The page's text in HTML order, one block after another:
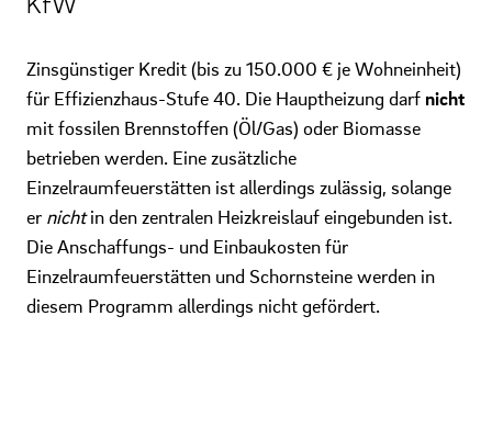
Zinsgünstiger Kredit (bis zu 150.000 € je Wohneinheit)
für Effizienzhaus-Stufe 40. Die Hauptheizung darf nicht
mit fossilen Brennstoffen (Öl/Gas) oder Biomasse
betrieben werden. Eine zusätzliche
Einzelraumfeuerstätten ist allerdings zulässig, solange
er nichtin den zentralen Heizkreislauf eingebunden ist.
Die Anschaffungs- und Einbaukosten für
Einzelraumfeuerstätten und Schornsteine werden in
diesem Programm allerdings nicht gefördert.